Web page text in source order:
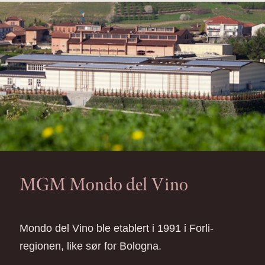
MGM Mondo del Vino
Mondo del Vino ble etablert i 1991 i Forli-
regionen, like sør for Bologna.